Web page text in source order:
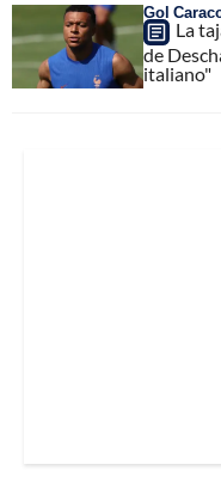
Gol
La
de
italiano"